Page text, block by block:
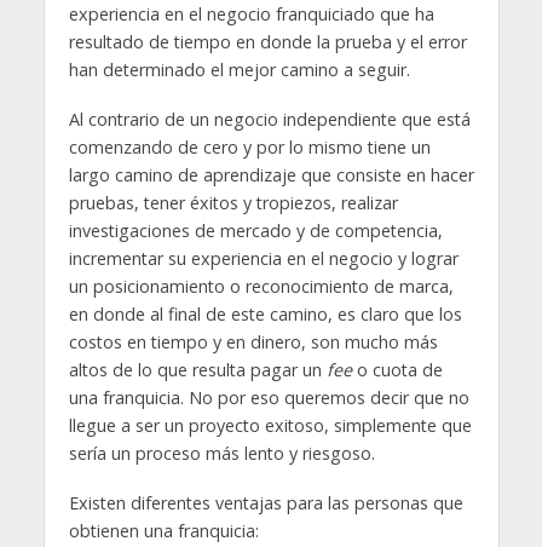
experiencia en el negocio franquiciado que ha
resultado de tiempo en donde la prueba y el error
han determinado el mejor camino a seguir.
Al contrario de un negocio independiente que está
comenzando de cero y por lo mismo tiene un
largo camino de aprendizaje que consiste en hacer
pruebas, tener éxitos y tropiezos, realizar
investigaciones de mercado y de competencia,
incrementar su experiencia en el negocio y lograr
un posicionamiento o reconocimiento de marca,
en donde al final de este camino, es claro que los
costos en tiempo y en dinero, son mucho más
altos de lo que resulta pagar un feeo cuota de
una franquicia. No por eso queremos decir que no
llegue a ser un proyecto exitoso, simplemente que
sería un proceso más lento y riesgoso.
Existen diferentes ventajas para las personas que
obtienen una franquicia: